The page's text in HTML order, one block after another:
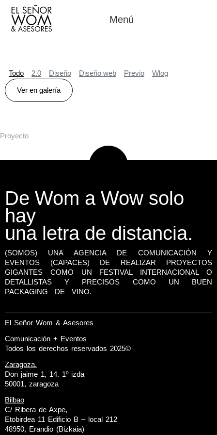
Menú
2.0 Diseño Diseño web Previo Wlog
Todo
Ver en galería
Proyecto
De Wom a Wow solo
hay
una letra de distancia.
(SOMOS) UNA AGENCIA DE COMUNICACIÓN Y
EVENTOS (CAPACES) DE REALIZAR PROYECTOS
GIGANTES COMO UN FESTIVAL INTERNACIONAL O
DETALLISTAS Y PRECISOS COMO UN BUEN
PACKAGING DE VINO.
El Señor Wom & Asesores
Comunicación + Eventos
Todos los derechos reservados 2025©
Zaragoza.
Don jaime 1, 14. 1º izda
50001, zaragoza
Bilbao
C/ Ribera de Axpe,
Etobirdea 11 Edificio B – local 212
48950, Erandio (Bizkaia)